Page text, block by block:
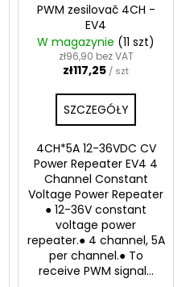
PWM zesilovač 4CH -
EV4
W magazynie (11 szt)
zł96,90 bez VAT
zł117,25 / szt
SZCZEGÓŁY
4CH*5A 12-36VDC CV
Power Repeater EV4 4
Channel Constant
Voltage Power Repeater
● 12-36V constant
voltage power
repeater.● 4 channel, 5A
per channel.● To
receive PWM signal...